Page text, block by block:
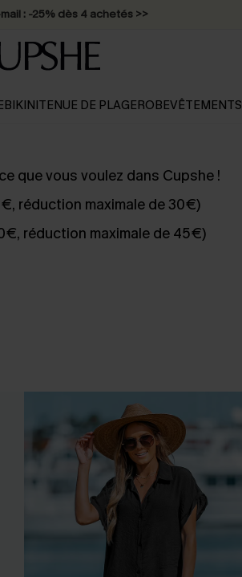
: -25% dès 4 achetés >>
BIKINITENUE DE PLAGEROBEVÊTEMENTS
que vous voulez dans Cupshe !
réduction maximale de 30€)
réduction maximale de 45€)